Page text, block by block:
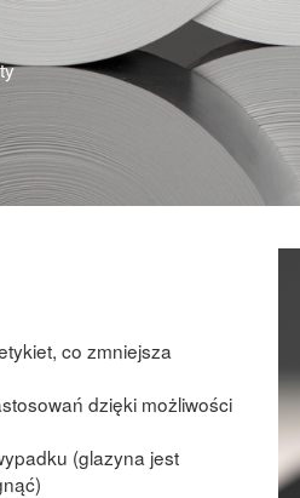
co zmniejsza
dzięki możliwości
(glazyna jest